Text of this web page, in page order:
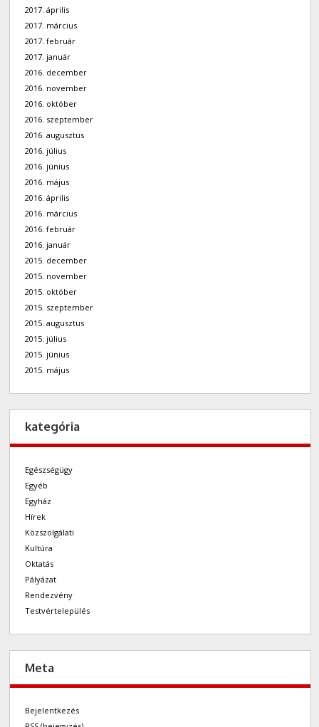
2017. április
2017. március
2017. február
2017. január
2016. december
2016. november
2016. október
2016. szeptember
2016. augusztus
2016. július
2016. június
2016. május
2016. április
2016. március
2016. február
2016. január
2015. december
2015. november
2015. október
2015. szeptember
2015. augusztus
2015. július
2015. június
2015. május
kategória
Egészségügy
Egyéb
Egyház
Hírek
Közszolgálati
Kultúra
Oktatás
Pályázat
Rendezvény
Testvértelepülés
Meta
Bejelentkezés